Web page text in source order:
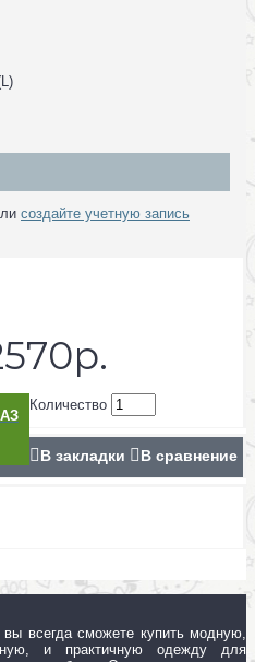
создайте учетную запись
Количество
В закладки В сравнение
всегда сможете купить модную,
и практичную одежду для